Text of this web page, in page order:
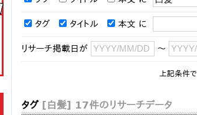
タグ タイトル 本文 に
リサーチ掲載日が ～
上記条件で
タグ [白髪] 17件のリサーチデータ